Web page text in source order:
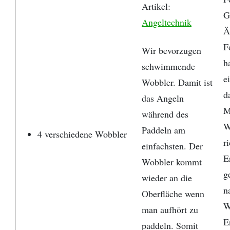
4 verschiedene Wobbler
Artikel:
Angeltechnik
Wir bevorzugen
schwimmende
Wobbler. Damit ist
das Angeln
während des
Paddeln am
einfachsten. Der
Wobbler kommt
wieder an die
Oberfläche wenn
man aufhört zu
paddeln. Somit